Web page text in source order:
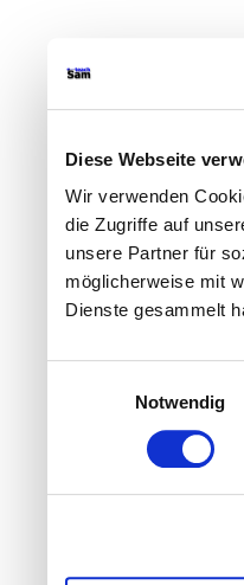
Diese Webseite
Wir verwenden
die Zugriffe auf
unsere Partner für
möglicherweise mit
Dienste gesammelt
Notwendig